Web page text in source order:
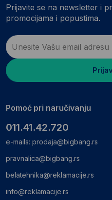
Prijavite se na newsletter i
promocijama i popustima.
Pomoć pri naručivanju
011.41.42.720
e-mails: prodaja@bigbang.rs
pravnalica@bigbang.rs
belatehnika@reklamacije.rs
info@reklamacije.rs